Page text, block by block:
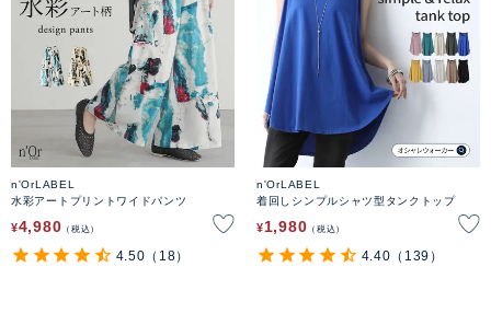
n'OrLABEL
水彩アートプリントワイドパンツ
¥4,980 税込
4.50 （18）
n'OrLABEL
着回しシンプルシャツ型タンクトップ
¥1,980 税込
4.40 （139）